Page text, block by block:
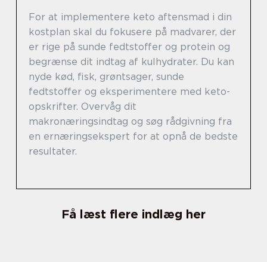
For at implementere keto aftensmad i din
kostplan skal du fokusere på madvarer, der
er rige på sunde fedtstoffer og protein og
begrænse dit indtag af kulhydrater. Du kan
nyde kød, fisk, grøntsager, sunde
fedtstoffer og eksperimentere med keto-
opskrifter. Overvåg dit
makronæringsindtag og søg rådgivning fra
en ernæringsekspert for at opnå de bedste
resultater.
Få læst flere indlæg her